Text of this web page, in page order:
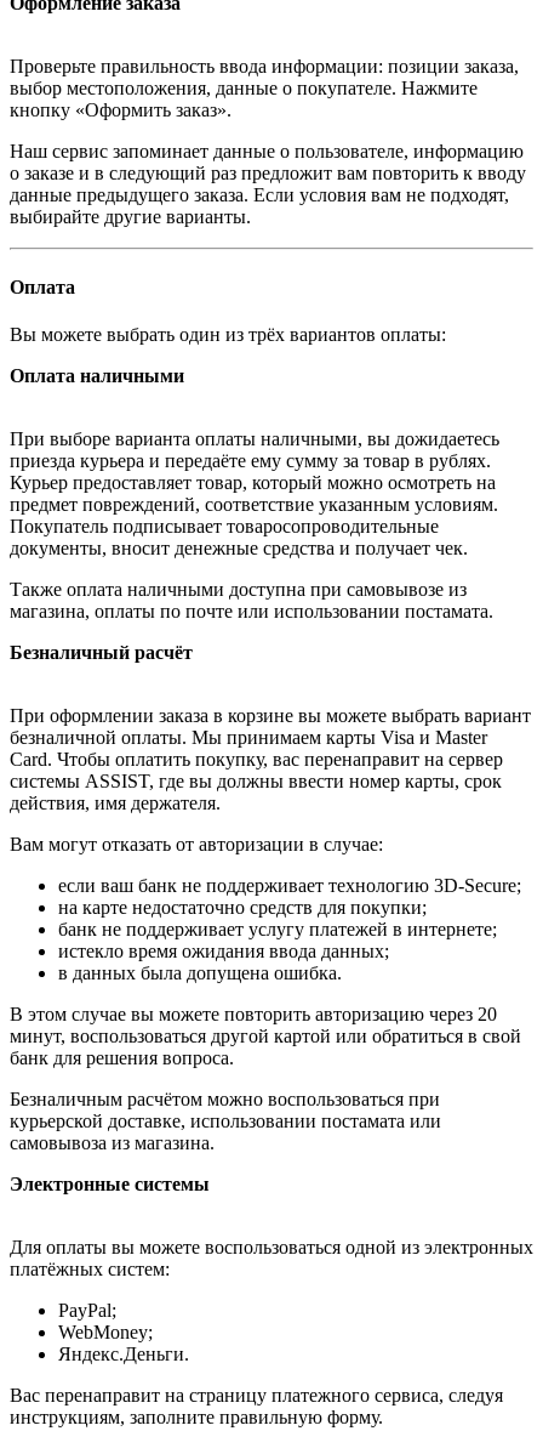
Проверьте правильность ввода информации: позиции заказа,
выбор местоположения, данные о покупателе. Нажмите
кнопку «Оформить заказ».
Наш сервис запоминает данные о пользователе, информацию
о заказе и в следующий раз предложит вам повторить к вводу
данные предыдущего заказа. Если условия вам не подходят,
выбирайте другие варианты.
Оплата
Вы можете выбрать один из трёх вариантов оплаты:
Оплата наличными
При выборе варианта оплаты наличными, вы дожидаетесь
приезда курьера и передаёте ему сумму за товар в рублях.
Курьер предоставляет товар, который можно осмотреть на
предмет повреждений, соответствие указанным условиям.
Покупатель подписывает товаросопроводительные
документы, вносит денежные средства и получает чек.
Также оплата наличными доступна при самовывозе из
магазина, оплаты по почте или использовании постамата.
Безналичный расчёт
При оформлении заказа в корзине вы можете выбрать вариант
безналичной оплаты. Мы принимаем карты Visa и Master
Card. Чтобы оплатить покупку, вас перенаправит на сервер
системы ASSIST, где вы должны ввести номер карты, срок
действия, имя держателя.
Вам могут отказать от авторизации в случае:
если ваш банк не поддерживает технологию 3D-Secure;
на карте недостаточно средств для покупки;
банк не поддерживает услугу платежей в интернете;
истекло время ожидания ввода данных;
в данных была допущена ошибка.
В этом случае вы можете повторить авторизацию через 20
минут, воспользоваться другой картой или обратиться в свой
банк для решения вопроса.
Безналичным расчётом можно воспользоваться при
курьерской доставке, использовании постамата или
самовывоза из магазина.
Электронные системы
Для оплаты вы можете воспользоваться одной из электронных
платёжных систем:
PayPal;
WebMoney;
Яндекс.Деньги.
Вас перенаправит на страницу платежного сервиса, следуя
инструкциям, заполните правильную форму.